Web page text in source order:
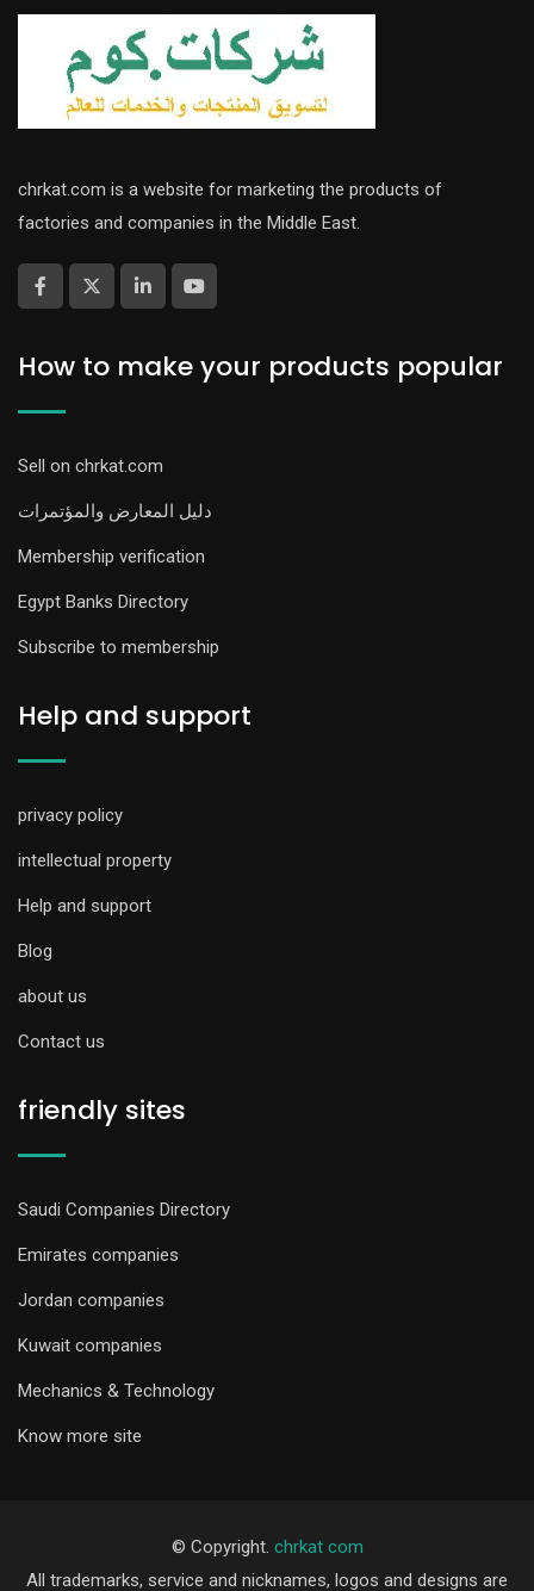
chrkat.com is a website for marketing the products of
factories and companies in the Middle East.
How to make your products popular
Sell on chrkat.com
دليل المعارض والمؤتمرات
Membership verification
Egypt Banks Directory
Subscribe to membership
Help and support
privacy policy
intellectual property
Help and support
Blog
about us
Contact us
friendly sites
Saudi Companies Directory
Emirates companies
Jordan companies
Kuwait companies
Mechanics & Technology
Know more site
© Copyright. chrkat com
All trademarks, service and nicknames, logos and designs are